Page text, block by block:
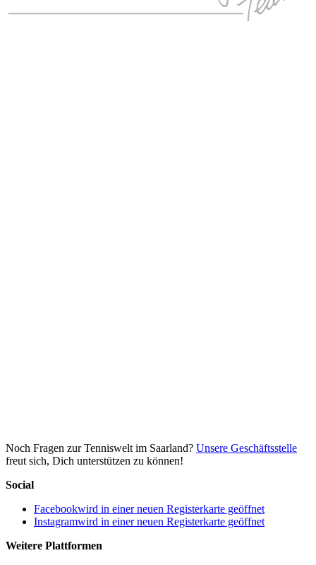
Noch Fragen zur Tenniswelt im Saarland? Unsere Geschäftsstelle
freut sich, Dich unterstützen zu können!
Social
Facebookwird in einer neuen Registerkarte geöffnet
Instagramwird in einer neuen Registerkarte geöffnet
Weitere Plattformen